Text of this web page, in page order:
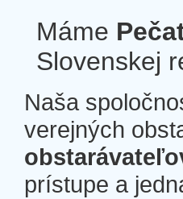
Máme
Slovenskej
Naša
verejných
prístupe a